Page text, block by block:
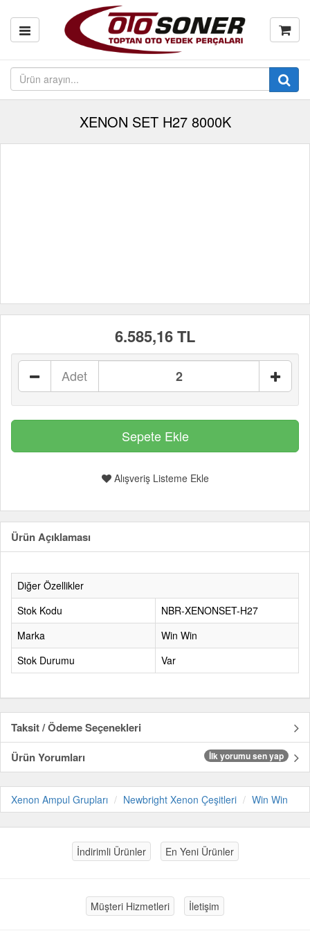
XENON SET H27 8000K
6.585,16 TL
Adet
Alışveriş Listeme Ekle
Ürün Açıklaması
Diğer Özellikler
Stok Kodu
NBR-XENONSET-H27
Marka
Win Win
Stok Durumu
Var
Taksit / Ödeme Seçenekleri
Ürün Yorumları
İlk yorumu sen yap
Xenon Ampul Grupları Newbright Xenon Çeşitleri Win Win
İndirimli Ürünler En Yeni Ürünler
Müşteri Hizmetleri İletişim